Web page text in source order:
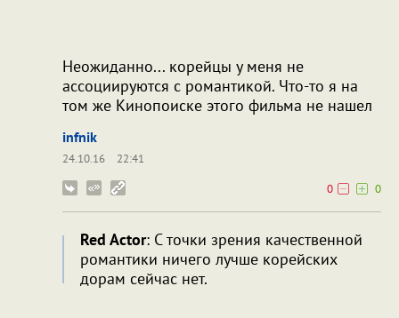
Неожиданно... корейцы у меня не
ассоциируются с романтикой. Что-то я на
том же Кинопоиске этого фильма не нашел
infnik
24.10.16
22:41
0
0
Red Actor: С точки зрения качественной
романтики ничего лучше корейских
дорам сейчас нет.